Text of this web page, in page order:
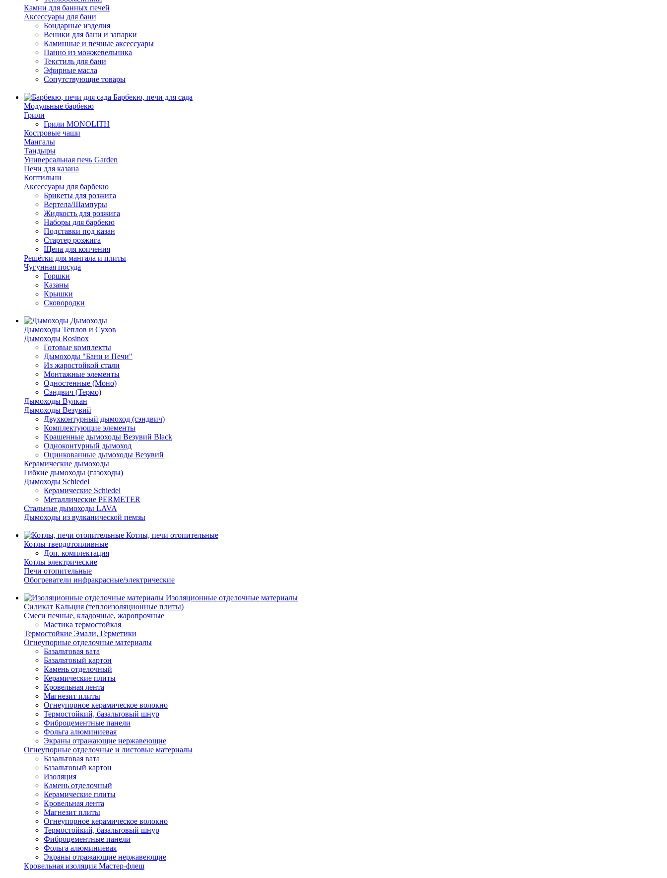
Камни для банных печей
Аксессуары для бани
Бондарные изделия
Веники для бани и запарки
Каминные и печные аксессуары
Панно из можжевельника
Текстиль для бани
Эфирные масла
Сопутствующие товары
Барбекю, печи для сада
Модульные барбекю
Грили
Грили MONOLITH
Костровые чаши
Мангалы
Тандыры
Универсальная печь Garden
Печи для казана
Коптильни
Аксессуары для барбекю
Брикеты для розжига
Вертела/Шампуры
Жидкость для розжига
Наборы для барбекю
Подставки под казан
Стартер розжига
Щепа для копчения
Решётки для мангала и плиты
Чугунная посуда
Горшки
Казаны
Крышки
Сковородки
Дымоходы
Дымоходы Теплов и Сухов
Дымоходы Rosinox
Готовые комплекты
Дымоходы "Бани и Печи"
Из жаростойкой стали
Монтажные элементы
Одностенные (Моно)
Сэндвич (Термо)
Дымоходы Вулкан
Дымоходы Везувий
Двухконтурный дымоход (сэндвич)
Комплектующие элементы
Крашенные дымоходы Везувий Black
Одноконтурный дымоход
Оцинкованные дымоходы Везувий
Керамические дымоходы
Гибкие дымоходы (газоходы)
Дымоходы Schiedel
Керамические Schiedel
Металлические PERMETER
Стальные дымоходы LAVA
Дымоходы из вулканической пемзы
Котлы, печи отопительные
Котлы твердотопливные
Доп. комплектация
Котлы электрические
Печи отопительные
Обогреватели инфракрасные/электрические
Изоляционные отделочные материалы
Силикат Кальция (теплоизоляционные плиты)
Смеси печные, кладочные, жаропрочные
Мастика термостойкая
Термостойкие Эмали, Герметики
Огнеупорные отделочные материалы
Базальтовая вата
Базальтовый картон
Камень отделочный
Керамические плиты
Кровельная лента
Магнезит плиты
Огнеупорное керамическое волокно
Термостойкий, базальтовый шнур
Фиброцементные панели
Фольга алюминиевая
Экраны отражающие нержавеющие
Огнеупорные отделочные и листовые материалы
Базальтовая вата
Базальтовый картон
Изоляция
Камень отделочный
Керамические плиты
Кровельная лента
Магнезит плиты
Огнеупорное керамическое волокно
Термостойкий, базальтовый шнур
Фиброцементные панели
Фольга алюминиевая
Экраны отражающие нержавеющие
Кровельная изоляция Мастер-флеш